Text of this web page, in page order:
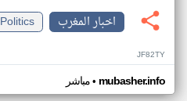
اخبار المغرب
Politics
JF82TY
مباشر• mubasher.info